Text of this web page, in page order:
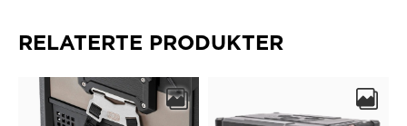
RELATERTE PRODUKTER